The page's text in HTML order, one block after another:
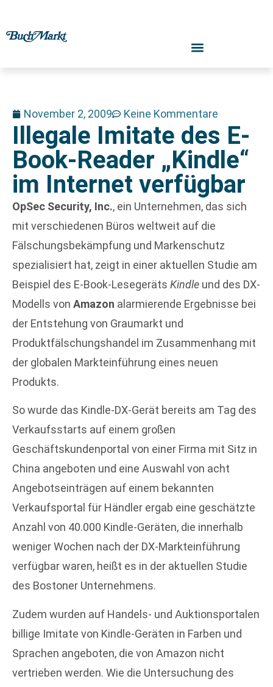
November 2, 2009 Keine Kommentare
Illegale Imitate des E-
Book-Reader „Kindle“
im Internet verfügbar
OpSec Security, Inc., ein Unternehmen, das sich
mit verschiedenen Büros weltweit auf die
Fälschungsbekämpfung und Markenschutz
spezialisiert hat, zeigt in einer aktuellen Studie am
Beispiel des E-Book-Lesegeräts Kindle und des DX-
Modells von Amazon alarmierende Ergebnisse bei
der Entstehung von Graumarkt und
Produktfälschungshandel im Zusammenhang mit
der globalen Markteinführung eines neuen
Produkts.
So wurde das Kindle-DX-Gerät bereits am Tag des
Verkaufsstarts auf einem großen
Geschäftskundenportal von einer Firma mit Sitz in
China angeboten und eine Auswahl von acht
Angebotseinträgen auf einem bekannten
Verkaufsportal für Händler ergab eine geschätzte
Anzahl von 40.000 Kindle-Geräten, die innerhalb
weniger Wochen nach der DX-Markteinführung
verfügbar waren, heißt es in der aktuellen Studie
des Bostoner Unternehmens.
Zudem wurden auf Handels- und Auktionsportalen
billige Imitate von Kindle-Geräten in Farben und
Sprachen angeboten, die von Amazon nicht
vertrieben werden. Wie die Untersuchung des